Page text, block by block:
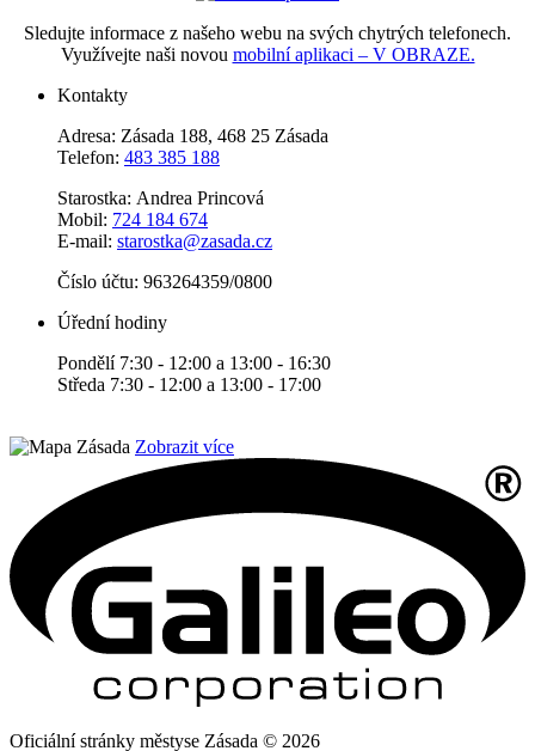
Sledujte informace z našeho webu na svých chytrých telefonech.
Využívejte naši novou mobilní aplikaci – V OBRAZE.
Kontakty
Adresa: Zásada 188, 468 25 Zásada
Telefon: 483 385 188
Starostka: Andrea Princová
Mobil: 724 184 674
E-mail: starostka@zasada.cz
Číslo účtu: 963264359/0800
Úřední hodiny
Pondělí 7:30 - 12:00 a 13:00 - 16:30
Středa 7:30 - 12:00 a 13:00 - 17:00
Zobrazit více
Oficiální stránky městyse Zásada © 2026